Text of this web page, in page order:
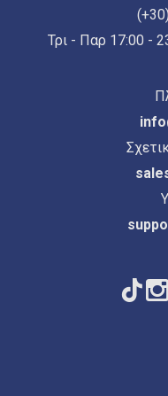
Τρι - Παρ 17:00 -